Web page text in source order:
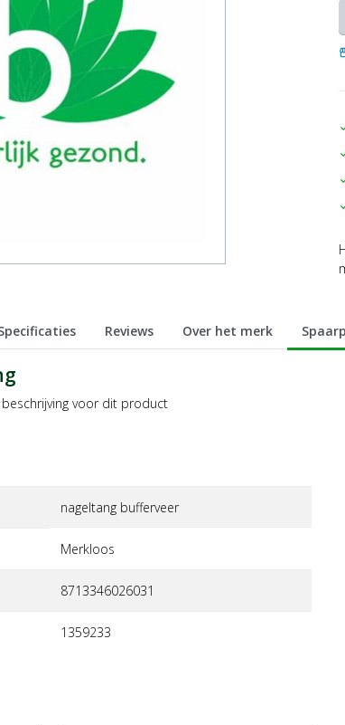
Reviews Over het merk
voor dit product
nageltang bufferveer
merkloos
8713346026031
1359233